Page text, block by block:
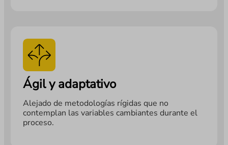
Ágil y adaptativo
Alejado de metodologías rígidas que no
contemplan las variables cambiantes durante el
proceso.